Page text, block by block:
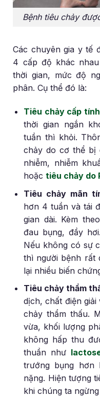
Bệnh tiêu chảy
Các chuyên gia y tế
4 cấp độ khác
thời gian, mức độ
phân. Cụ thể đó là:
Tiêu chảy cấp tính
thời gian ngắn
tuần thì khỏi.
chảy do cơ thể bị
nhiễm, nhiễm
hoặctiêu chảy do
Tiêu chảy mãn
hơn 4 tuần và tái
gian dài. Kèm
đau bụng, đầy
Nếu không có sự
thì người bệnh rất
lại nhiều biến
Tiêu chảy thẩm
dịch, chất điện
chảy thẩm thấu.
vừa, khối lượng
không hấp thu
thuần như
trướng bụng hơn
nặng. Hiện tượng
khi chúng ta